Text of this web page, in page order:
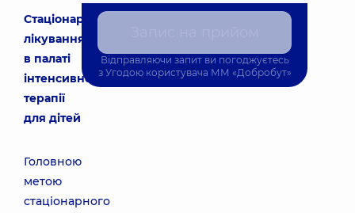
Стаціонарне
лікування
в палаті
інтенсивної
терапії
для дітей
Головною
метою
стаціонарного
Відправляючи запит ви погоджуєтесь
з Угодою користувача ММ «Добробут»